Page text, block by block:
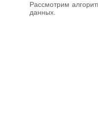
Рассмотрим
данных.